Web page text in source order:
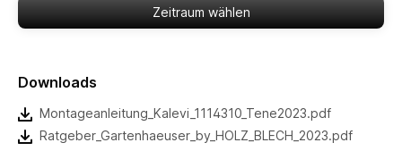
Zeitraum wählen
Downloads
Montageanleitung_Kalevi_1114310_Tene2023.pdf
Ratgeber_Gartenhaeuser_by_HOLZ_BLECH_2023.pdf